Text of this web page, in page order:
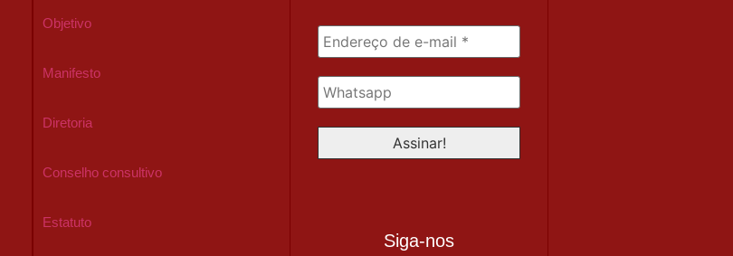
Objetivo
Manifesto
Diretoria
Conselho consultivo
Estatuto
Siga-nos